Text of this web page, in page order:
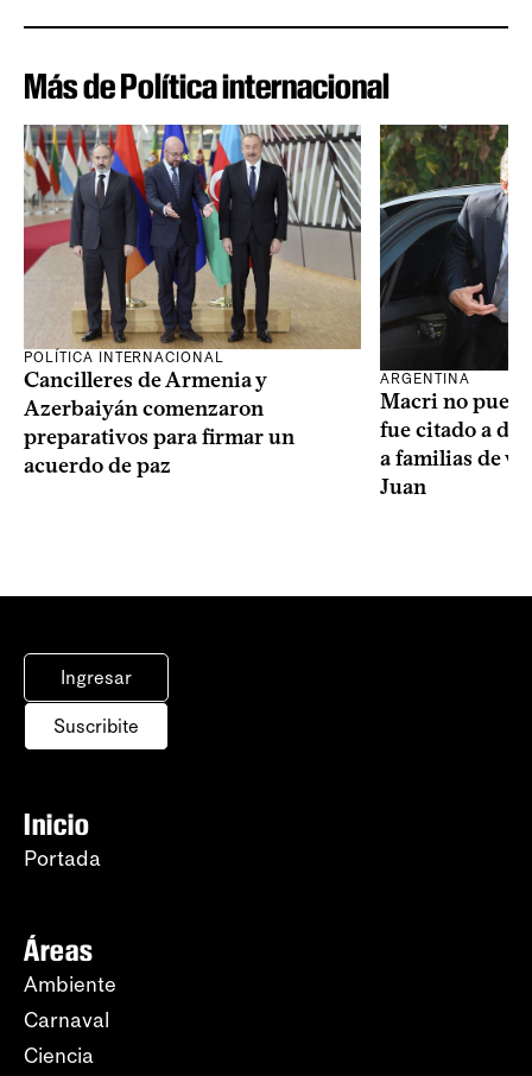
Más de Política internacional
POLÍTICA INTERNACIONAL
Cancilleres de Armenia y
Azerbaiyán comenzaron
preparativos para firmar un
acuerdo de paz
ARGENTINA
Macri no
fue citado a
a familias de
Juan
Ingresar
Suscribite
Inicio
Portada
Áreas
Ambiente
Carnaval
Ciencia